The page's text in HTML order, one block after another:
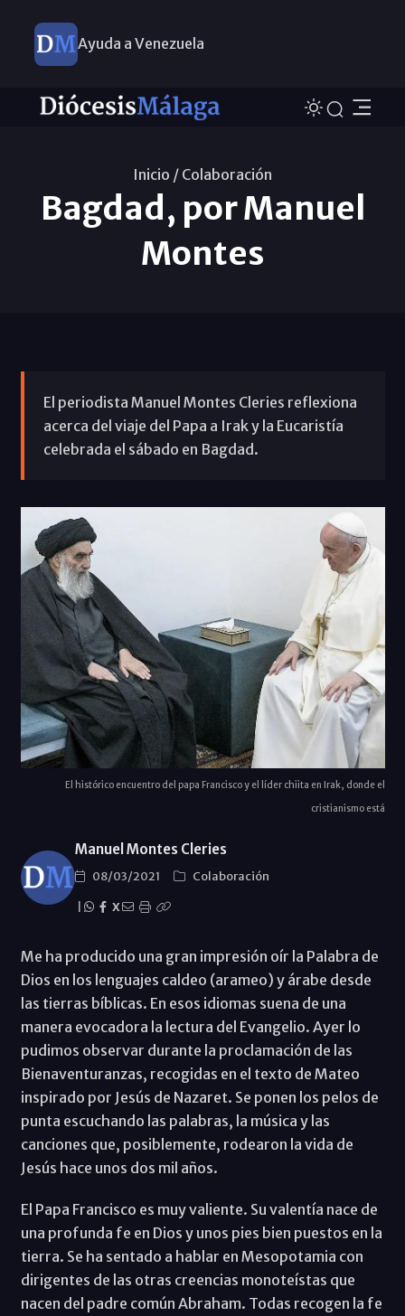
Ayuda a Venezuela
Inicio / Colaboración
Bagdad, por Manuel
Montes
El periodista Manuel Montes Cleries reflexiona
acerca del viaje del Papa a Irak y la Eucaristía
celebrada el sábado en Bagdad.
El histórico encuentro del papa Francisco y el líder chiita en Irak, donde el
cristianismo está
Manuel Montes Cleries
08/03/2021
Colaboración
X
Me ha producido una gran impresión oír la Palabra de
Dios en los lenguajes caldeo (arameo) y árabe desde
las tierras bíblicas. En esos idiomas suena de una
manera evocadora la lectura del Evangelio. Ayer lo
pudimos observar durante la proclamación de las
Bienaventuranzas, recogidas en el texto de Mateo
inspirado por Jesús de Nazaret. Se ponen los pelos de
punta escuchando las palabras, la música y las
canciones que, posiblemente, rodearon la vida de
Jesús hace unos dos mil años.
El Papa Francisco es muy valiente. Su valentía nace de
una profunda fe en Dios y unos pies bien puestos en la
tierra. Se ha sentado a hablar en Mesopotamia con
dirigentes de las otras creencias monoteístas que
nacen del padre común Abraham. Todas recogen la fe